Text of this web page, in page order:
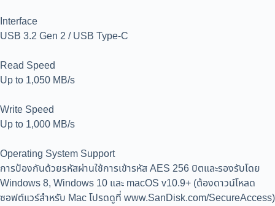
Interface
USB 3.2 Gen 2 / USB Type-C
Read Speed
Up to 1,050 MB/s
Write Speed
Up to 1,000 MB/s
Operating System Support
การป้องกันด้วยรหัสผ่านใช้การเข้ารหัส AES 256 บิตและรองรับโดย
Windows 8, Windows 10 และ macOS v10.9+ (ต้องดาวน์โหลด
ซอฟต์แวร์สำหรับ Mac โปรดดูที่ www.SanDisk.com/SecureAccess)